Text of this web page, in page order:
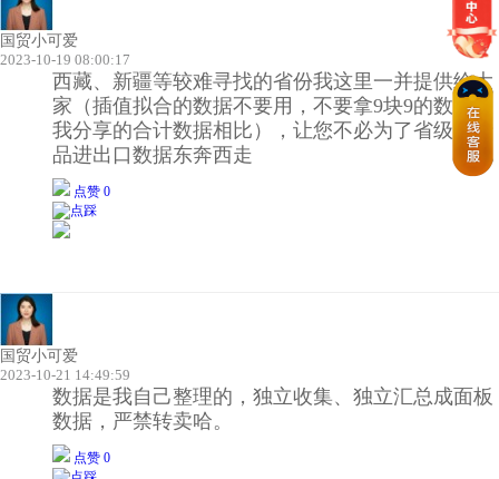
国贸小可爱
2023-10-19 08:00:17
西藏、新疆等较难寻找的省份我这里一并提供给大
家（插值拟合的数据不要用，不要拿9块9的数据和
我分享的合计数据相比），让您不必为了省级农产
品进出口数据东奔西走
点赞 0
国贸小可爱
2023-10-21 14:49:59
数据是我自己整理的，独立收集、独立汇总成面板
数据，严禁转卖哈。
点赞 0